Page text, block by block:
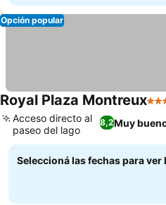
Opción popular
Royal Plaza Montreux5
8,2Muy
Acceso directo al
paseo del lago
Seleccioná las fechas para